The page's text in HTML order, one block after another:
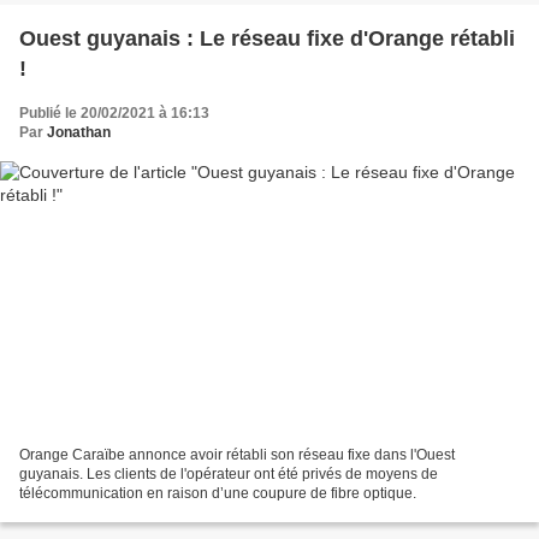
Ouest guyanais : Le réseau fixe d'Orange rétabli
!
Publié le 20/02/2021 à 16:13
Par Jonathan
Orange Caraïbe annonce avoir rétabli son réseau fixe dans l'Ouest
guyanais. Les clients de l'opérateur ont été privés de moyens de
télécommunication en raison d’une coupure de fibre optique.